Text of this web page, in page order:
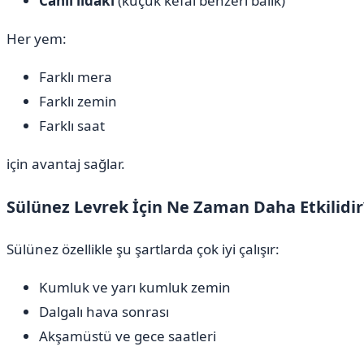
Her yem:
Farklı mera
Farklı zemin
Farklı saat
için avantaj sağlar.
Sülünez Levrek İçin Ne Zaman Daha
Sülünez özellikle şu şartlarda çok iyi çalışır:
Kumluk ve yarı kumluk zemin
Dalgalı hava sonrası
Akşamüstü ve gece saatleri